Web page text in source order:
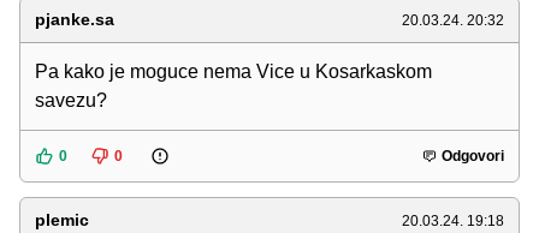
pjanke.sa 20.03.24. 20:32
Pa kako je moguce nema Vice u Kosarkaskom
savezu?
0 0 Odgovori
plemic 20.03.24. 19:18